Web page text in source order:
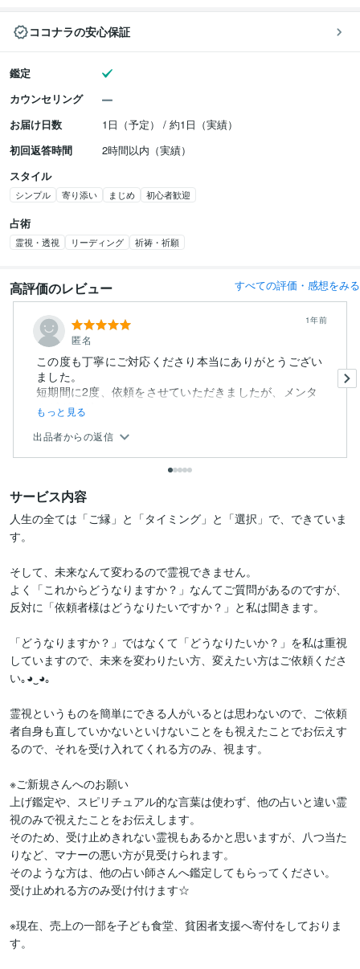
ココナラの安心保証
鑑定
カウンセリング
お届け日数
1日（予定） / 約1日（実績）
初回返答時間
2時間以内（実績）
スタイル
シンプル 寄り添い まじめ 初心者歓迎
占術
霊視・透視 リーディング 祈祷・祈願
高評価のレビュー すべての評価・感想をみる
匿名
1年前
この度も丁寧にご対応くださり本当にありがとうござい
ました。
短期間に2度、依頼をさせていただきましたが、メンタ
ルがガタガ...
もっと見る
出品者からの返信
サービス内容
人生の全ては「ご縁」と「タイミング」と「選択」で、できていま
す。
そして、未来なんて変わるので霊視できません。
よく「これからどうなりますか？」なんてご質問があるのですが、
反対に「依頼者様はどうなりたいですか？」と私は聞きます。
「どうなりますか？」ではなくて「どうなりたいか？」を私は重視
していますので、未来を変わりたい方、変えたい方はご依頼くださ
い｡⁠◕⁠‿⁠◕⁠｡
霊視というものを簡単にできる人がいるとは思わないので、ご依頼
者自身も直していかないといけないことをも視えたことでお伝えす
るので、それを受け入れてくれる方のみ、視ます。
※ご新規さんへのお願い
上げ鑑定や、スピリチュアル的な言葉は使わず、他の占いと違い霊
視のみで視えたことをお伝えします。
そのため、受け止めきれない霊視もあるかと思いますが、八つ当た
りなど、マナーの悪い方が見受けられます。
そのような方は、他の占い師さんへ鑑定してもらってください。
受け止めれる方のみ受け付けます☆
※現在、売上の一部を子ども食堂、貧困者支援へ寄付をしておりま
す。